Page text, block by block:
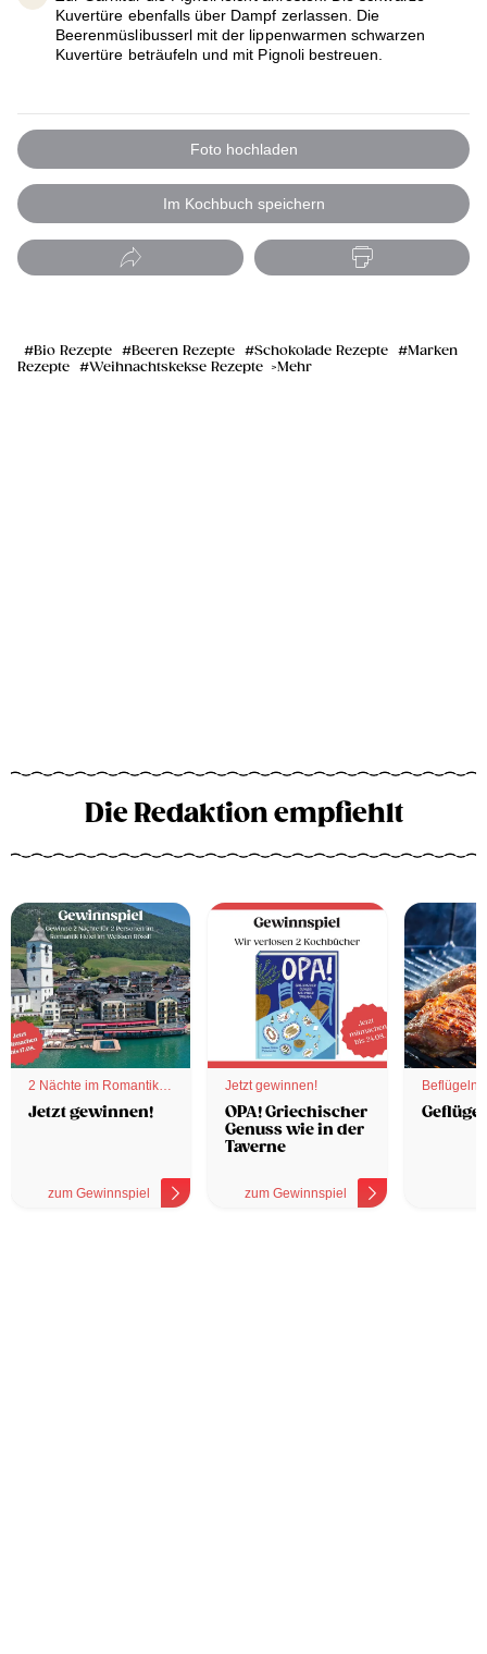
Kuvertüre ebenfalls über Dampf zerlassen. Die
Beerenmüslibusserl mit der lippenwarmen schwarzen
Kuvertüre beträufeln und mit Pignoli bestreuen.
Foto hochladen
Im Kochbuch speichern
Bio Rezepte Beeren Rezepte Schokolade Rezepte
Marken
Rezepte
Weihnachtskekse Rezepte Mehr
Die Redaktion empfiehlt
2 Nächte im Romantik
Hotel
Jetzt gewinnen!
zum Gewinnspiel
Jetzt gewinnen!
OPA! Griechischer
Genuss wie in der
Taverne
zum Gewinnspiel